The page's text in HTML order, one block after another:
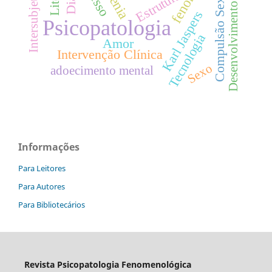
PsicopatologiaKarl Jaspers
Amor TecnologiaCompulsão Sexual
Intervenção Clínica
adoecimento mental Desenvolvimento
Sexo
Informações
Para Leitores
Para Autores
Para Bibliotecários
Revista Psicopatologia Fenomenológica